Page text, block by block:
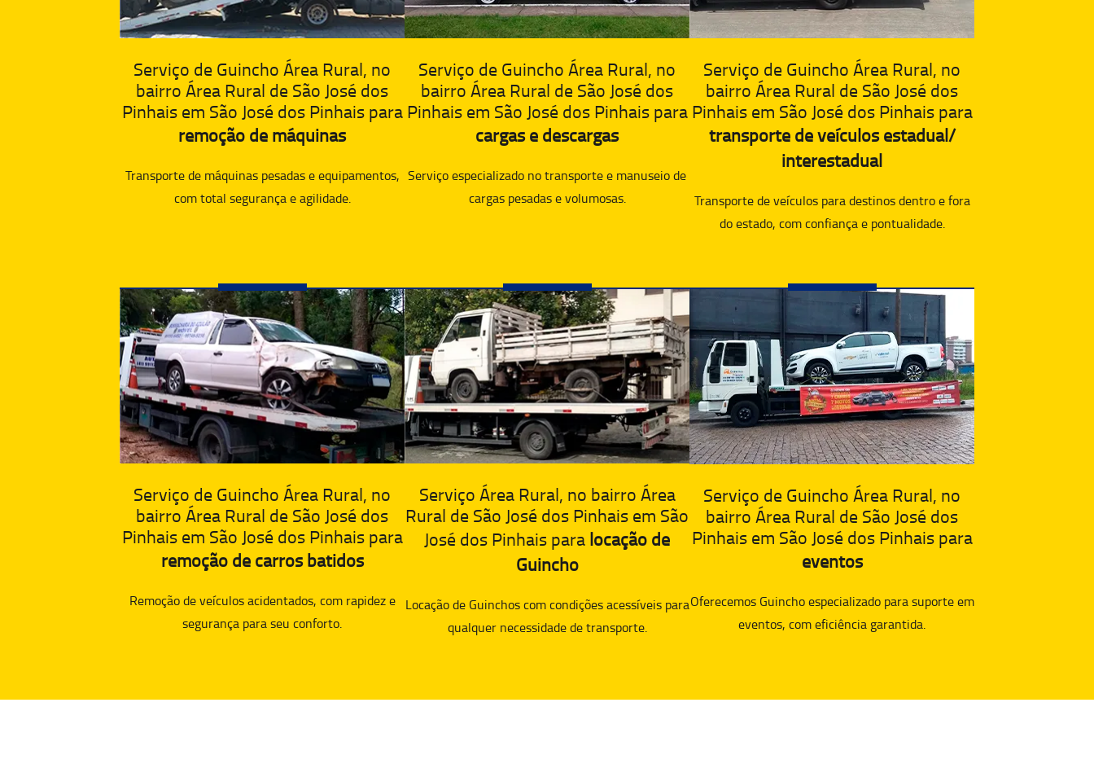
Serviço de Guincho Área Rural, no
bairro Área Rural de São José dos
Pinhais em São José dos Pinhais para
remoção de máquinas
Transporte de máquinas pesadas e equipamentos,
com total segurança e agilidade.
Serviço de Guincho Área Rural, no
bairro Área Rural de São José dos
Pinhais em São José dos Pinhais para
cargas e descargas
Serviço especializado no transporte e manuseio de
cargas pesadas e volumosas.
Serviço de Guincho Área Rural, no
bairro Área Rural de São José dos
Pinhais em São José dos Pinhais para
transporte de veículos estadual/
interestadual
Transporte de veículos para destinos dentro e fora
do estado, com confiança e pontualidade.
Serviço de Guincho Área Rural, no
bairro Área Rural de São José dos
Pinhais em São José dos Pinhais para
remoção de carros batidos
Remoção de veículos acidentados, com rapidez e
segurança para seu conforto.
Serviço Área Rural, no bairro Área
Rural de São José dos Pinhais em São
José dos Pinhais paralocação de
Guincho
Locação de Guinchos com condições acessíveis para
qualquer necessidade de transporte.
Serviço de Guincho Área Rural, no
bairro Área Rural de São José dos
Pinhais em São José dos Pinhais para
eventos
Oferecemos Guincho especializado para suporte em
eventos, com eficiência garantida.